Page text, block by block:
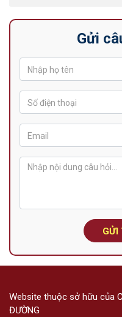
Gửi
GỬI
Website thuộc sở hữu của
ĐƯỜNG